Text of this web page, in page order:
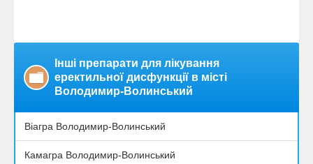
Інші препарати для лікування
еректильної дисфункції в місті
Володимир-Волинський
Віагра Володимир-Волинський
Камагра Володимир-Волинський